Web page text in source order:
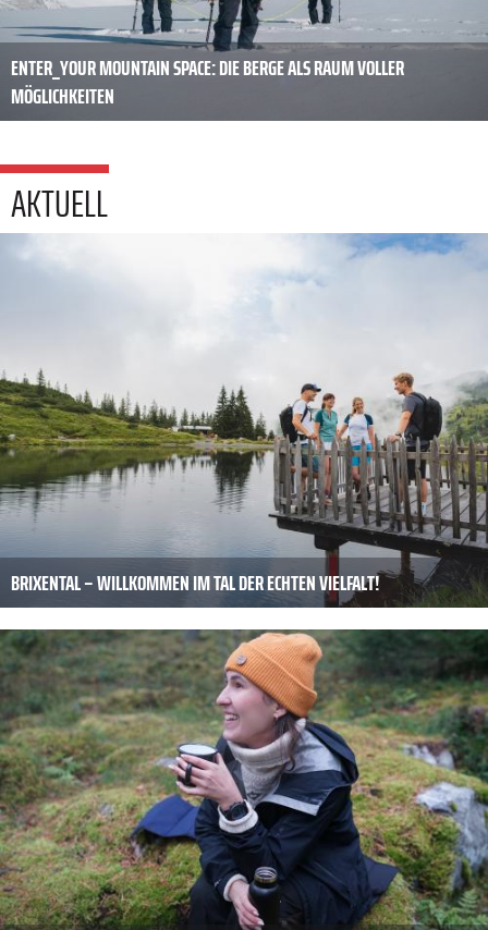
ENTER_YOUR MOUNTAIN SPACE: DIE BERGE ALS RAUM VOLLER
MÖGLICHKEITEN
AKTUELL
BRIXENTAL – WILLKOMMEN IM TAL DER ECHTEN VIELFALT!